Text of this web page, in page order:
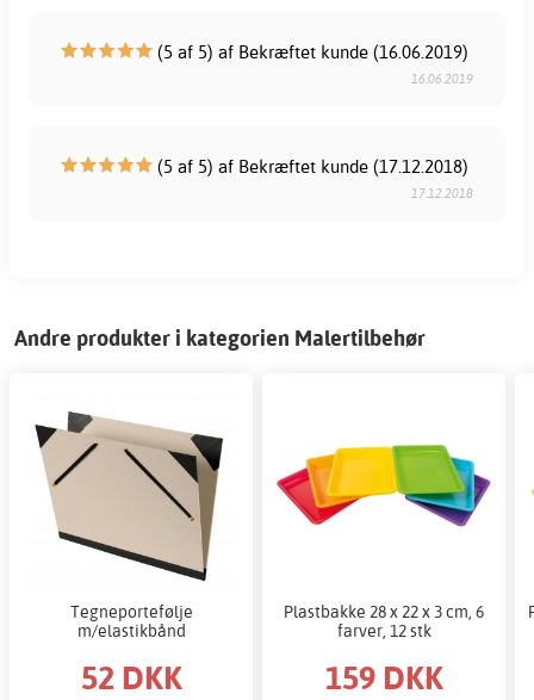
(5 af 5) af Bekræftet kunde (16.06.2019)
16.06.2019
(5 af 5) af Bekræftet kunde (17.12.2018)
17.12.2018
Andre produkter i kategorien Malertilbehør
Tegneportefølje
m/elastikbånd
52 DKK
Plastbakke 28 x 22 x 3 cm, 6
farver, 12 stk
159 DKK